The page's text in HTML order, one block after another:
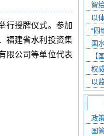
行授牌仪式。参加
福建省水利投资集
限公司等单位代表
智
以
“四
国
【
权
以
政
国